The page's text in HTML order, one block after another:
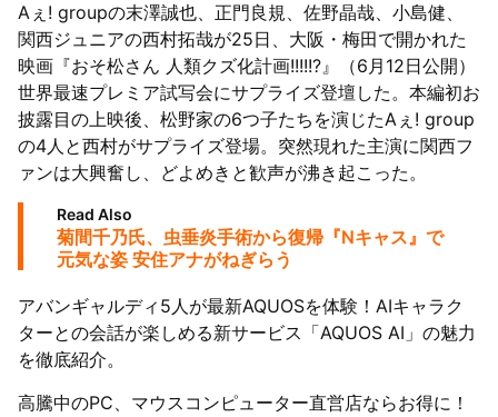
Aぇ! groupの末澤誠也、正門良規、佐野晶哉、小島健、
関西ジュニアの西村拓哉が25日、大阪・梅田で開かれた
映画『おそ松さん 人類クズ化計画!!!!!?』（6月12日公開）
世界最速プレミア試写会にサプライズ登壇した。本編初お
披露目の上映後、松野家の6つ子たちを演じたAぇ! group
の4人と西村がサプライズ登場。突然現れた主演に関西フ
ァンは大興奮し、どよめきと歓声が沸き起こった。
Read Also
菊間千乃氏、虫垂炎手術から復帰『Nキャス』で
元気な姿 安住アナがねぎらう
アバンギャルディ5人が最新AQUOSを体験！AIキャラク
ターとの会話が楽しめる新サービス「AQUOS AI」の魅力
を徹底紹介。
高騰中のPC、マウスコンピューター直営店ならお得に！